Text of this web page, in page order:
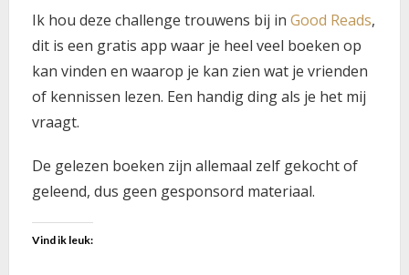
Ik hou deze challenge trouwens bij in Good Reads,
dit is een gratis app waar je heel veel boeken op
kan vinden en waarop je kan zien wat je vrienden
of kennissen lezen. Een handig ding als je het mij
vraagt.
De gelezen boeken zijn allemaal zelf gekocht of
geleend, dus geen gesponsord materiaal.
Vind ik leuk: